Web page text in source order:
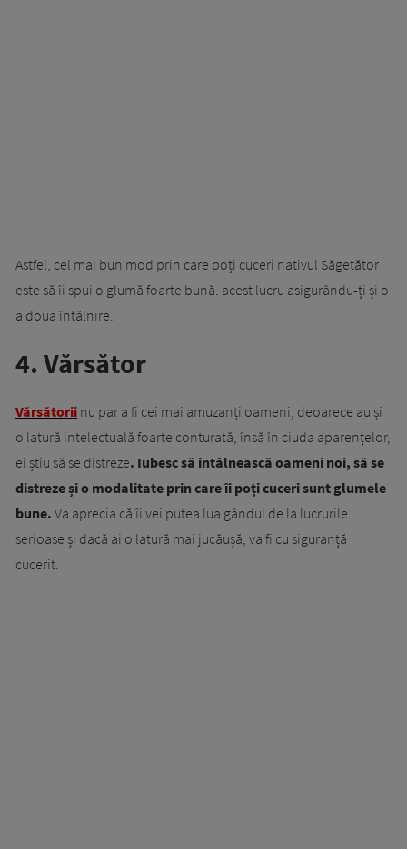
Astfel, cel mai bun mod prin care poți cuceri nativul Săgetător
este să îi spui o glumă foarte bună. acest lucru asigurându-ți și o
a doua întâlnire.
4. Vărsător
Vărsătorii nu par a fi cei mai amuzanți oameni, deoarece au și
o latură intelectuală foarte conturată, însă în ciuda aparențelor,
ei știu să se distreze. Iubesc să întâlnească oameni noi, să se
distreze și o modalitate prin care îi poți cuceri sunt glumele
bune. Va aprecia că îi vei putea lua gândul de la lucrurile
serioase și dacă ai o latură mai jucăușă, va fi cu siguranță
cucerit.